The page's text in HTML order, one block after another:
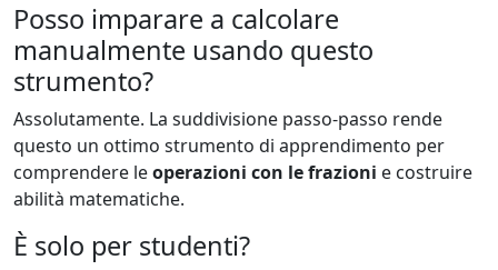
Posso imparare a calcolare
manualmente usando questo
strumento?
Assolutamente. La suddivisione passo-passo rende
questo un ottimo strumento di apprendimento per
comprendere leoperazioni con le frazioni e costruire
abilità matematiche.
È solo per studenti?